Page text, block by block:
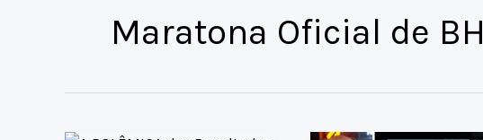
Maratona Oficial de BH